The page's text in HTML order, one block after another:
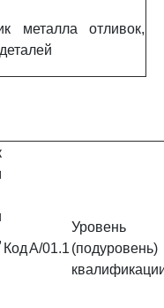
металла отливок,
КодA/01.1
Уровень
(подуровень)